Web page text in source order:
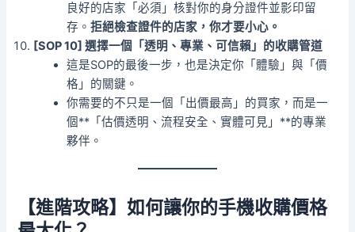
良好的店家「必須」核對你的身分證件並影印留
存。拒絕檢查證件的店家，你才要小心。
[SOP 10] 選擇一個「透明、專業、可信賴」的收購管道
這是SOP的最後一步，也是決定你「體驗」與「價
格」的關鍵。
你需要的不只是一個「出價最高」的買家，而是一
個**「估價透明、流程安全、實體可見」**的專業
夥伴。
【進階攻略】如何讓你的手機收購價格